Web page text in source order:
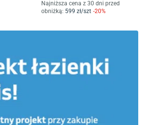
Najniższa cena z 30 dni przed
obniżką: 599 zł/szt -20%